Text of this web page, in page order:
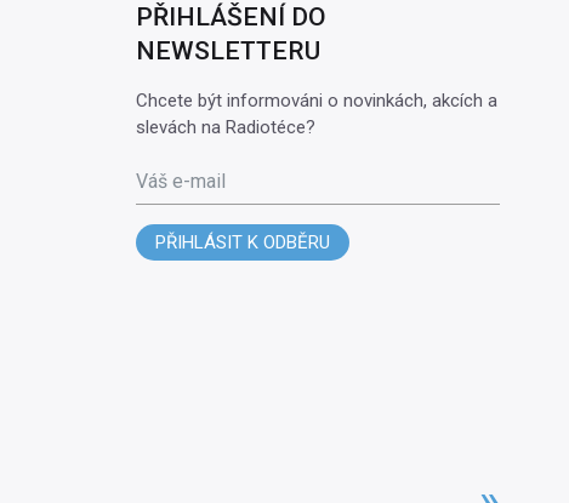
PŘIHLÁŠENÍ DO
NEWSLETTERU
Chcete být informováni o novinkách, akcích a
slevách na Radiotéce?
Váš e-mail
PŘIHLÁSIT K ODBĚRU